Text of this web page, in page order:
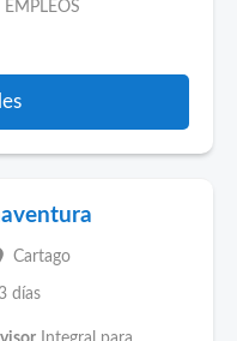
Cartago
días